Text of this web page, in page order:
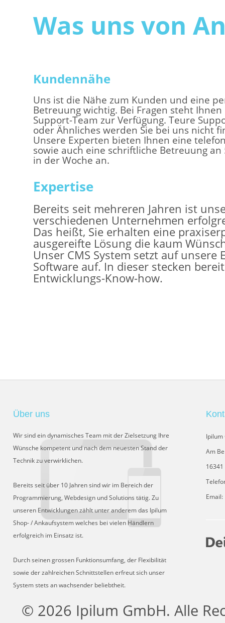
Was uns von
Kundennähe
Uns ist die Nähe zum Kunden und eine
Betreuung wichtig. Bei Fragen steht
Support-Team zur Verfügung. Teure
oder Ähnliches werden Sie bei uns nicht
Unsere Experten bieten Ihnen eine
sowie auch eine schriftliche Betreuung an
in der Woche an.
Expertise
Bereits seit mehreren Jahren ist
verschiedenen Unternehmen
Das heißt, Sie erhalten eine
ausgereifte Lösung die kaum
Unser CMS System setzt auf unsere
Software auf. In dieser stecken
Entwicklungs-Know-how.
Über uns
Wir sind ein dynamisches Team mit der Zielsetzung Ihre
Wünsche kompetent und nach dem neuesten Stand der
Technik zu verwirklichen.
Bereits seit über 10 Jahren sind wir im Bereich der
Programmierung, Webdesign und Solutions tätig. Zu
unseren Entwicklungen zählt unter anderem das Ipilum
Shop- / Ankaufsystem welches bei vielen Händlern
erfolgreich im Einsatz ist.
Durch seinen grossen Funktionsumfang, der Flexibilität
sowie der zahlreichen Schnittstellen erfreut sich unser
System stets an wachsender beliebtheit.
Ipilum
Am
© 2026 Ipilum GmbH. Alle